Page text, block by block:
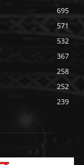
695
571
532
367
258
252
239